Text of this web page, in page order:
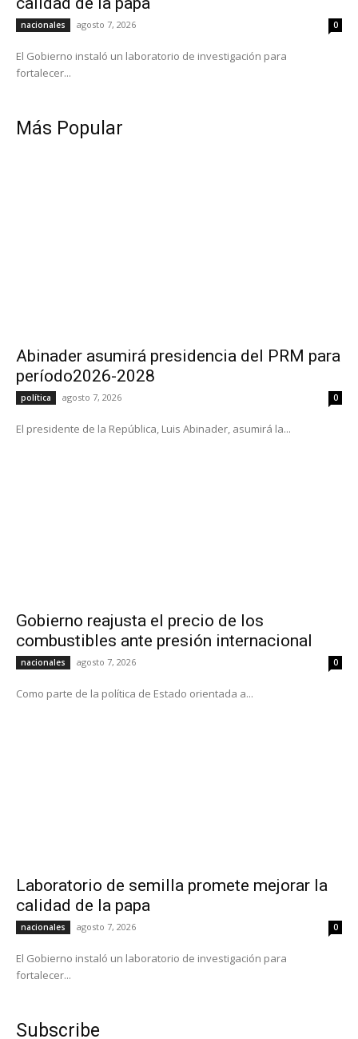
nacionales agosto 7, 2026 0
El Gobierno instaló un laboratorio de investigación para
fortalecer...
Más Popular
Abinader asumirá presidencia del PRM para
período2026-2028
política agosto 7, 2026 0
El presidente de la República, Luis Abinader, asumirá la...
Gobierno reajusta el precio de los
combustibles ante presión internacional
nacionales agosto 7, 2026 0
Como parte de la política de Estado orientada a...
Laboratorio de semilla promete mejorar la
calidad de la papa
nacionales agosto 7, 2026 0
El Gobierno instaló un laboratorio de investigación para
fortalecer...
Subscribe